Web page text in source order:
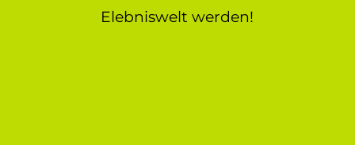
Elebniswelt werden!